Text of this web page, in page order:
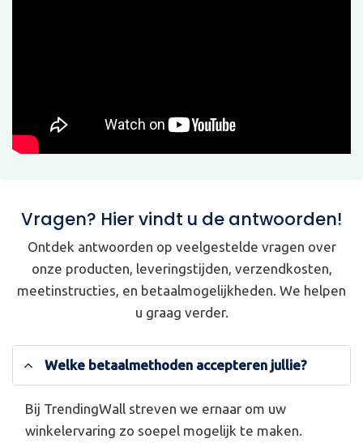
Vragen? Hier vindt u de antwoorden!
Ontdek antwoorden op veelgestelde vragen over
onze producten, leveringstijden, verzendkosten,
meetinstructies, en betaalmogelijkheden. We helpen
u graag verder.
Welke betaalmethoden accepteren jullie?
Bij TrendingWall streven we ernaar om uw
winkelervaring zo soepel mogelijk te maken.